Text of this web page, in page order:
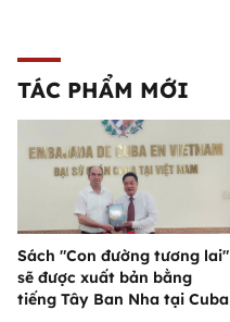
TÁC PHẨM MỚI
Sách "Con đường tương lai"
sẽ được xuất bản bằng
tiếng Tây Ban Nha tại Cuba